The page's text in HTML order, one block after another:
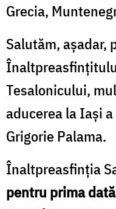
Grecia,
Salutăm, așadar,
Tesalonicului,
aducerea la Iași
Grigorie Palama.
Înaltpreasfinția
pentru prima